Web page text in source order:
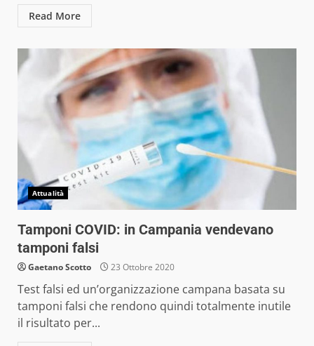
Read More
Attualità
Tamponi COVID: in Campania vendevano
tamponi falsi
Gaetano Scotto 23 Ottobre 2020
Test falsi ed un’organizzazione campana basata su
tamponi falsi che rendono quindi totalmente inutile
il risultato per...